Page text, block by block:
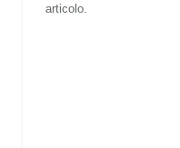
articolo.